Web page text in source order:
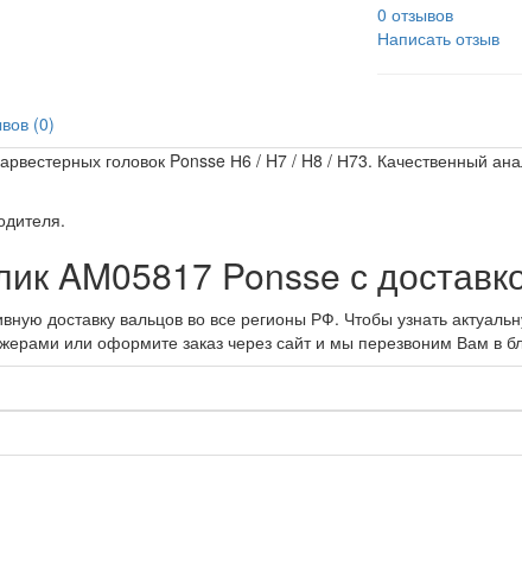
0 отзывов
Написать отзыв
(0)
головок Ponsse Н6 / H7 / H8 / Н73. Качественный
AM05817 Ponsse с
доставку вальцов во все регионы РФ. Чтобы узнать
или оформите заказ через сайт и мы перезвоним Вам в